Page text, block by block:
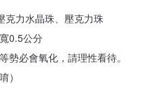
克力水晶珠、壓克力珠
0.5公分
勢必會氧化，請理性看待。
）